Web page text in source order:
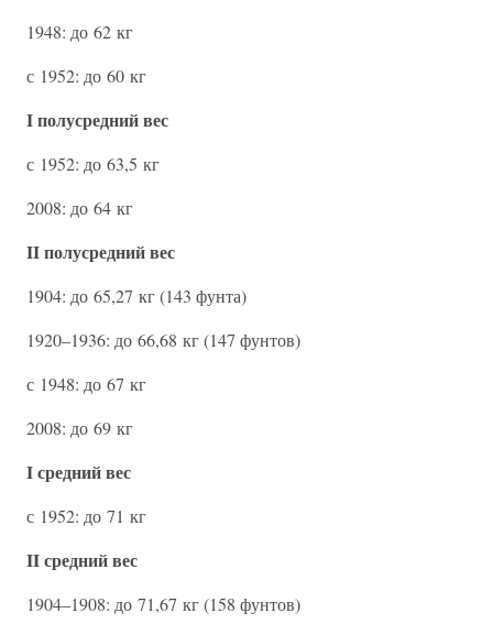
1948: до 62 кг
с 1952: до 60 кг
I полусредний вес
с 1952: до 63,5 кг
2008: до 64 кг
II полусредний вес
1904: до 65,27 кг (143 фунта)
1920–1936: до 66,68 кг (147 фунтов)
с 1948: до 67 кг
2008: до 69 кг
I средний вес
с 1952: до 71 кг
II средний вес
1904–1908: до 71,67 кг (158 фунтов)